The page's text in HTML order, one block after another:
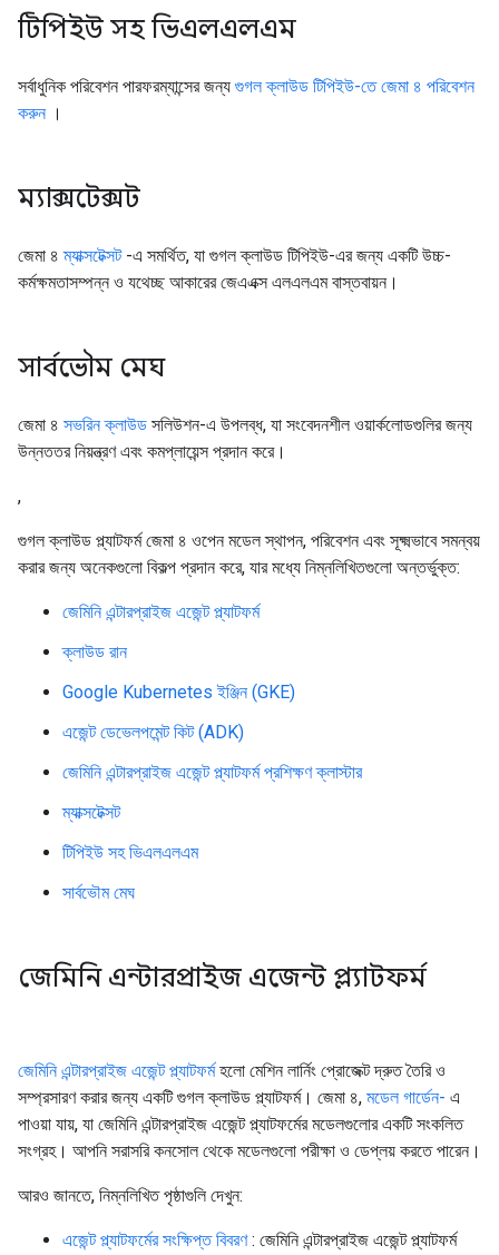
টিপিইউ সহ ভিএলএলএম
সর্বাধুনিক পরিবেশন পারফরম্যান্সের জন্য গুগল ক্লাউড টিপিইউ-তে জেমা ৪ পরিবেশন
করুন।
ম্যাক্সটেক্সট
জেমা ৪ম্যাক্সটেক্সট-এ সমর্থিত, যা গুগল ক্লাউড টিপিইউ-এর জন্য একটি উচ্চ-
কর্মক্ষমতাসম্পন্ন ও যথেচ্ছ আকারের জেএএক্স এলএলএম বাস্তবায়ন।
সার্বভৌম মেঘ
জেমা ৪ সভরিন ক্লাউড সলিউশন-এ উপলব্ধ, যা সংবেদনশীল ওয়ার্কলোডগুলির জন্য
উন্নততর নিয়ন্ত্রণ এবং কমপ্লায়েন্স প্রদান করে।
,
গুগল ক্লাউড প্ল্যাটফর্ম জেমা ৪ ওপেন মডেল স্থাপন, পরিবেশন এবং সূক্ষ্মভাবে সমন্বয়
করার জন্য অনেকগুলো বিকল্প প্রদান করে, যার মধ্যে নিম্নলিখিতগুলো অন্তর্ভুক্ত:
জেমিনি এন্টারপ্রাইজ এজেন্ট প্ল্যাটফর্ম
ক্লাউড রান
Google Kubernetes ইঞ্জিন (GKE)
এজেন্ট ডেভেলপমেন্ট কিট (ADK)
জেমিনি এন্টারপ্রাইজ এজেন্ট প্ল্যাটফর্ম প্রশিক্ষণ ক্লাস্টার
ম্যাক্সটেক্সট
টিপিইউ সহ ভিএলএলএম
সার্বভৌম মেঘ
জেমিনি এন্টারপ্রাইজ এজেন্ট প্ল্যাটফর্ম
জেমিনি এন্টারপ্রাইজ এজেন্ট প্ল্যাটফর্মহলো মেশিন লার্নিং প্রোজেক্ট দ্রুত তৈরি ও
সম্প্রসারণ করার জন্য একটি গুগল ক্লাউড প্ল্যাটফর্ম। জেমা ৪, মডেল গার্ডেন- এ
পাওয়া যায়, যা জেমিনি এন্টারপ্রাইজ এজেন্ট প্ল্যাটফর্মের মডেলগুলোর একটি সংকলিত
সংগ্রহ। আপনি সরাসরি কনসোল থেকে মডেলগুলো পরীক্ষা ও ডেপ্লয় করতে পারেন।
আরও জানতে, নিম্নলিখিত পৃষ্ঠাগুলি দেখুন:
এজেন্ট প্ল্যাটফর্মের সংক্ষিপ্ত বিবরণ: জেমিনি এন্টারপ্রাইজ এজেন্ট প্ল্যাটফর্ম